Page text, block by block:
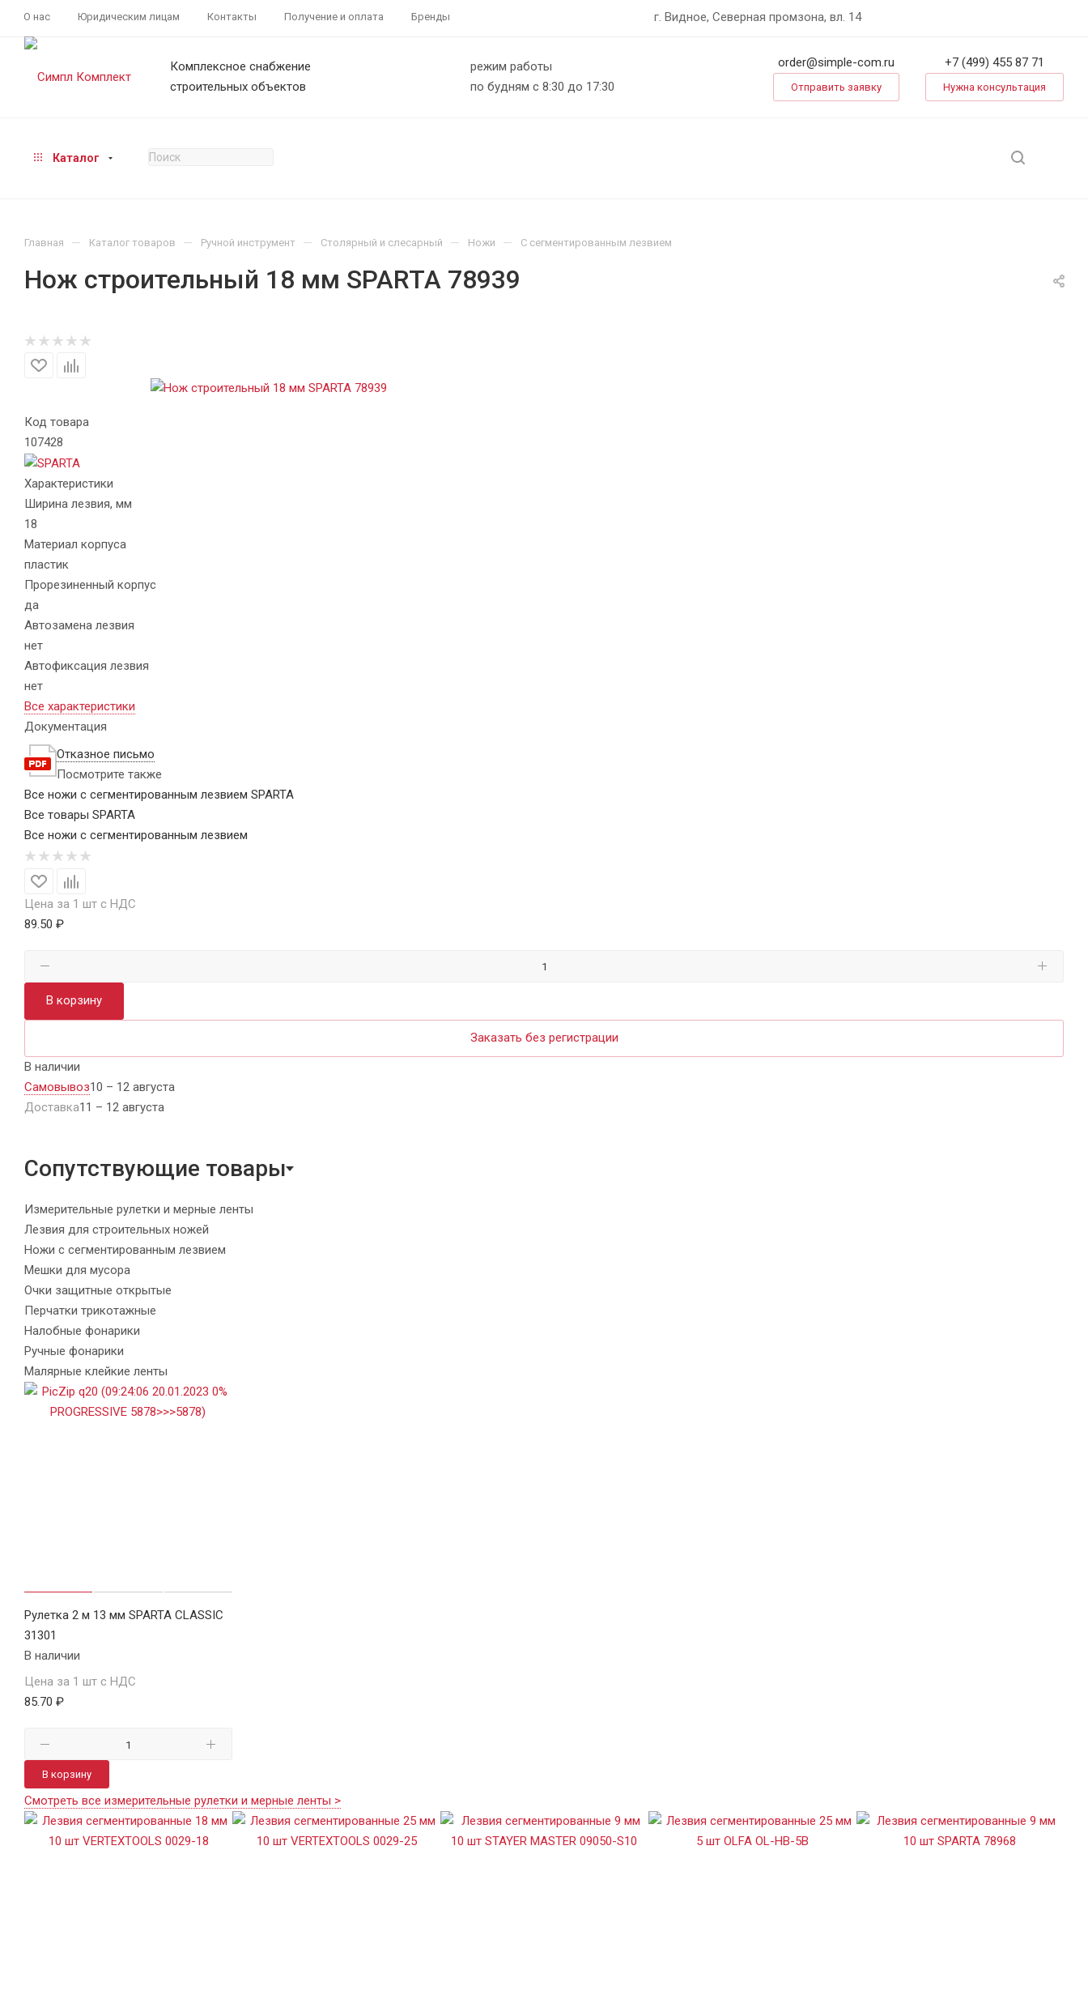
О нас Юридическим лицам Контакты Получение и оплата Бренды г. Видное, Северная промзона, вл. 14
Комплексное снабжение
строительных объектов
режим работы
по будням с 8:30 до 17:30
order@simple-com.ru
Отправить заявку
+7 (499) 455 87 71
Нужна консультация
Каталог
Главная — Каталог товаров — Ручной инструмент — Столярный и слесарный — Ножи — С сегментированным лезвием
Нож строительный 18 мм SPARTA 78939
Код товара
107428
Характеристики
Ширина лезвия, мм
18
Материал корпуса
пластик
Прорезиненный корпус
да
Автозамена лезвия
нет
Автофиксация лезвия
нет
Все характеристики
Документация
Отказное письмо
Посмотрите также
Все ножи с сегментированным лезвием SPARTA
Все товары SPARTA
Все ножи с сегментированным лезвием
Цена за 1 шт с НДС
89.50 ₽
В корзину
Заказать без регистрации
В наличии
Самовывоз10 – 12 августа
Доставка11 – 12 августа
Сопутствующие товары
Измерительные рулетки и мерные ленты
Лезвия для строительных ножей
Ножи с сегментированным лезвием
Мешки для мусора
Очки защитные открытые
Перчатки трикотажные
Налобные фонарики
Ручные фонарики
Малярные клейкие ленты
Рулетка 2 м 13 мм SPARTA CLASSIC
31301
В наличии
Цена за 1 шт с НДС
85.70 ₽
В корзину
Смотреть все измерительные рулетки и мерные ленты >